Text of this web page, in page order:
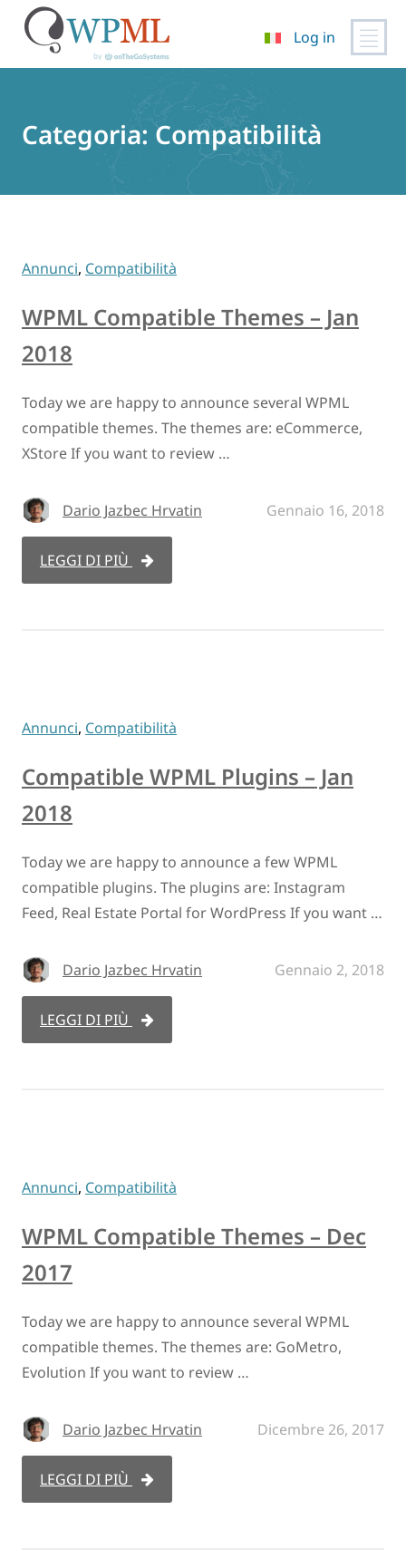
Log in
Categoria: Compatibilità
Annunci, Compatibilità
WPML Compatible Themes – Jan
2018
Today we are happy to announce several WPML
compatible themes. The themes are: eCommerce,
XStore If you want to review …
Dario Jazbec Hrvatin Gennaio 16, 2018
LEGGI DI PIÙ
Annunci, Compatibilità
Compatible WPML Plugins – Jan
2018
Today we are happy to announce a few WPML
compatible plugins. The plugins are: Instagram
Feed, Real Estate Portal for WordPress If you want …
Dario Jazbec Hrvatin Gennaio 2, 2018
LEGGI DI PIÙ
Annunci, Compatibilità
WPML Compatible Themes – Dec
2017
Today we are happy to announce several WPML
compatible themes. The themes are: GoMetro,
Evolution If you want to review …
Dario Jazbec Hrvatin Dicembre 26, 2017
LEGGI DI PIÙ